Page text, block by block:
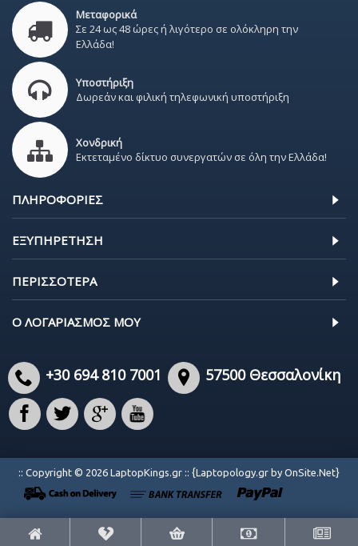
Μεταφορικά
Σε 24 ως 48 ώρες ή λιγότερο σε ολόκληρη την
Ελλάδα!
Υποστήριξη
Δωρεάν και φιλική τηλεφωνική υποστήριξη
Χονδρική
Εκτεταμένο δίκτυο συνεργατών σε όλη την Ελλάδα!
ΠΛΗΡΟΦΟΡΊΕΣ
ΕΞΥΠΗΡΈΤΗΣΗ
ΠΕΡΙΣΣΌΤΕΡΑ
Ο ΛΟΓΑΡΙΑΣΜΌΣ ΜΟΥ
+30 694 810 7001 57500 Θεσσαλονίκη
:: Copyright © 2026 LaptopKings.gr :: {Laptopology.gr by OnSite.Net}